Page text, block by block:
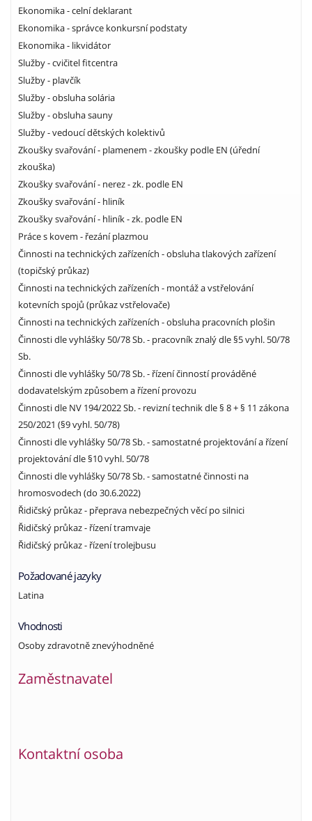
Ekonomika - celní deklarant
Ekonomika - správce konkursní podstaty
Ekonomika - likvidátor
Služby - cvičitel fitcentra
Služby - plavčík
Služby - obsluha solária
Služby - obsluha sauny
Služby - vedoucí dětských kolektivů
Zkoušky svařování - plamenem - zkoušky podle EN (úřední
zkouška)
Zkoušky svařování - nerez - zk. podle EN
Zkoušky svařování - hliník
Zkoušky svařování - hliník - zk. podle EN
Práce s kovem - řezání plazmou
Činnosti na technických zařízeních - obsluha tlakových zařízení
(topičský průkaz)
Činnosti na technických zařízeních - montáž a vstřelování
kotevních spojů (průkaz vstřelovače)
Činnosti na technických zařízeních - obsluha pracovních plošin
Činnosti dle vyhlášky 50/78 Sb. - pracovník znalý dle §5 vyhl. 50/78
Sb.
Činnosti dle vyhlášky 50/78 Sb. - řízení činností prováděné
dodavatelským způsobem a řízení provozu
Činnosti dle NV 194/2022 Sb. - revizní technik dle § 8 + § 11 zákona
250/2021 (§9 vyhl. 50/78)
Činnosti dle vyhlášky 50/78 Sb. - samostatné projektování a řízení
projektování dle §10 vyhl. 50/78
Činnosti dle vyhlášky 50/78 Sb. - samostatné činnosti na
hromosvodech (do 30.6.2022)
Řidičský průkaz - přeprava nebezpečných věcí po silnici
Řidičský průkaz - řízení tramvaje
Řidičský průkaz - řízení trolejbusu
Požadované jazyky
Latina
Vhodnosti
Osoby zdravotně znevýhodněné
Zaměstnavatel
Kontaktní osoba